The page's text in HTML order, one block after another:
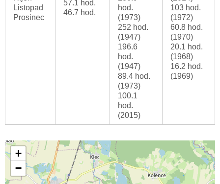
Listopad
Prosinec
57.1 hod.
46.7 hod.
hod.
(1973)
252 hod.
(1947)
196.6
hod.
(1947)
89.4 hod.
(1973)
100.1
hod.
(2015)
103 hod.
(1972)
60.8 hod.
(1970)
20.1 hod.
(1968)
16.2 hod.
(1969)
+
−